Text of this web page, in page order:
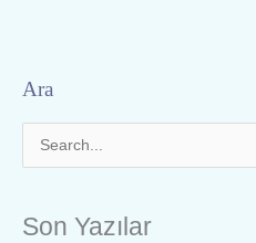
Ara
Son Yazılar